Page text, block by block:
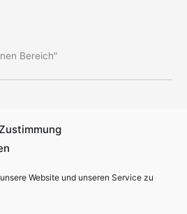
Website und unseren Service zu
Bereich"